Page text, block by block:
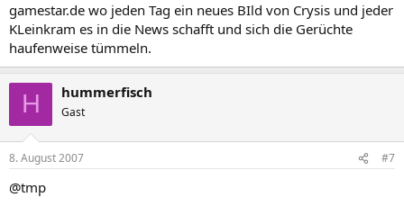
gamestar.de wo jeden Tag ein neues BIld von Crysis und jeder
KLeinkram es in die News schafft und sich die Gerüchte
haufenweise tümmeln.
H hummerfisch
Gast
8. August 2007 #7
@tmp